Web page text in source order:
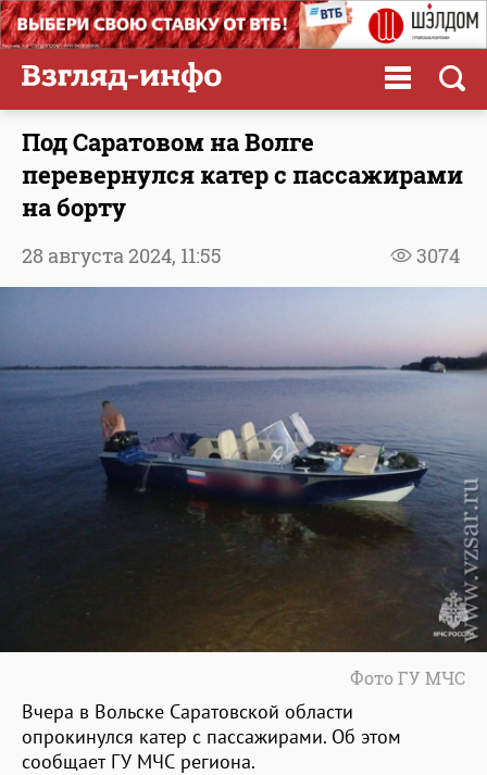
Под Саратовом на Волге
перевернулся катер с пассажирами
на борту
3074
28 августа 2024, 11:55
Фото ГУ МЧС
Вчера в Вольске Саратовской области
опрокинулся катер с пассажирами. Об этом
сообщает ГУ МЧС региона.